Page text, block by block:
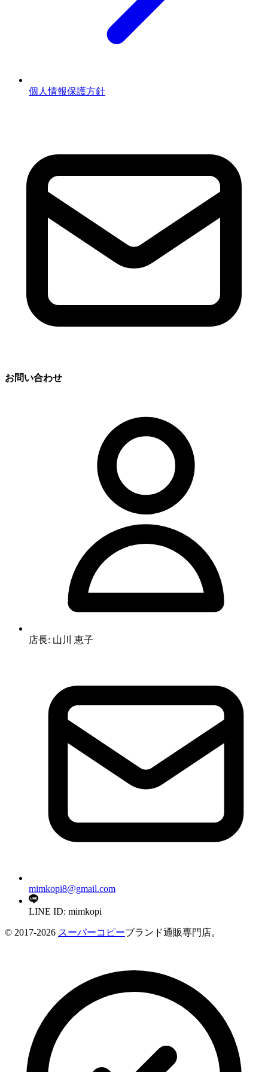
個人情報保護方針
お問い合わせ
店長: 山川 恵子
mimkopi8@gmail.com
LINE ID: mimkopi
© 2017-2026 スーパーコピーブランド通販専門店。